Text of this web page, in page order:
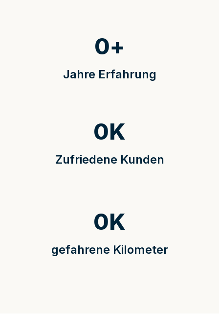
Jahre Erfahrung
0+
Zufriedene Kunden
0K
gefahrene Kilometer
0K